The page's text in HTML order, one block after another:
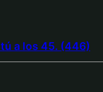
a los 45. (446)